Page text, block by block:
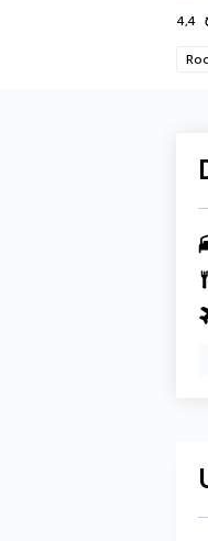
4,4